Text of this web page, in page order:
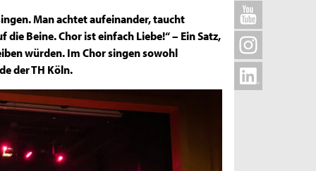
Man achtet aufeinander, taucht
Beine. Chor ist einfach Liebe!“ – Ein Satz,
würden. Im Chor singen sowohl
der TH Köln.